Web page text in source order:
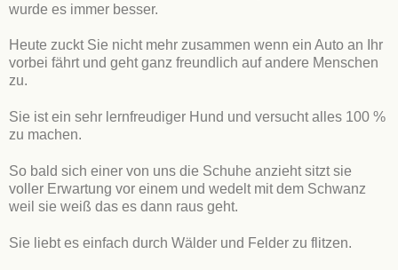
wurde es immer besser.
Heute zuckt Sie nicht mehr zusammen wenn ein Auto an Ihr
vorbei fährt und geht ganz freundlich auf andere Menschen
zu.
Sie ist ein sehr lernfreudiger Hund und versucht alles 100 %
zu machen.
So bald sich einer von uns die Schuhe anzieht sitzt sie
voller Erwartung vor einem und wedelt mit dem Schwanz
weil sie weiß das es dann raus geht.
Sie liebt es einfach durch Wälder und Felder zu flitzen.